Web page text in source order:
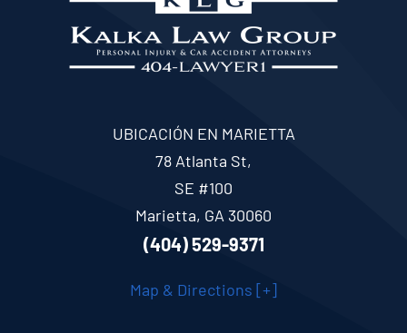
UBICACIÓN EN MARIETTA
78 Atlanta St,
SE #100
Marietta, GA 30060
(404) 529-9371
Map & Directions [+]